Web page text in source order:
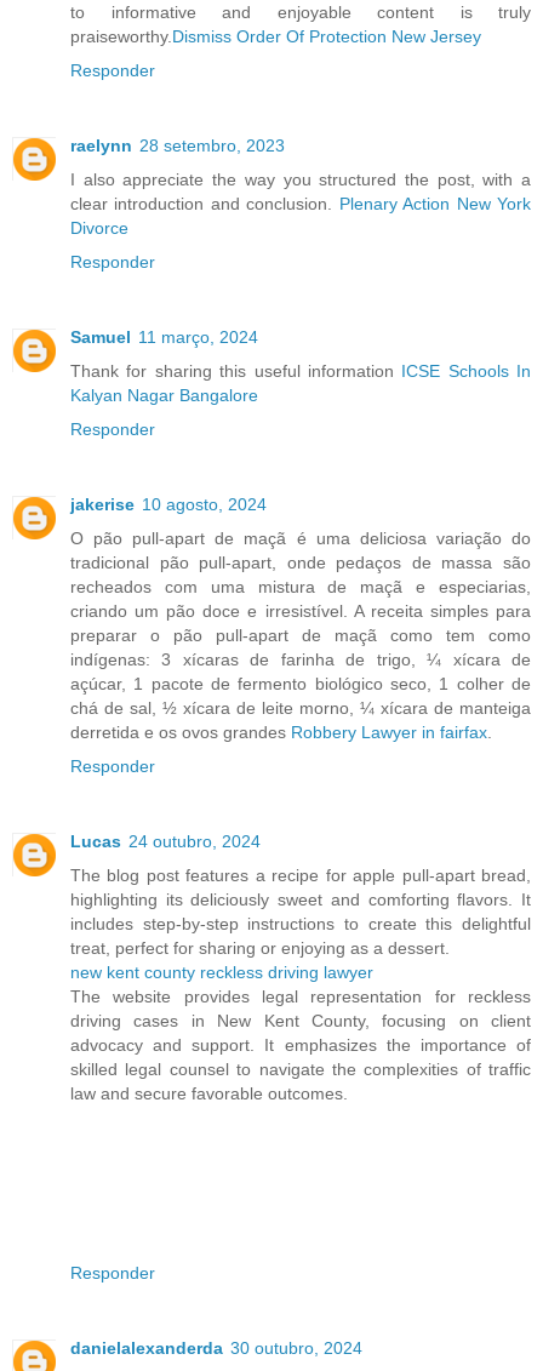
to informative and enjoyable content is truly
praiseworthy.Dismiss Order Of Protection New Jersey
Responder
raelynn 28 setembro, 2023
I also appreciate the way you structured the post, with a
clear introduction and conclusion. Plenary Action New York
Divorce
Responder
Samuel 11 março, 2024
Thank for sharing this useful information ICSE Schools In
Kalyan Nagar Bangalore
Responder
jakerise 10 agosto, 2024
O pão pull-apart de maçã é uma deliciosa variação do
tradicional pão pull-apart, onde pedaços de massa são
recheados com uma mistura de maçã e especiarias,
criando um pão doce e irresistível. A receita simples para
preparar o pão pull-apart de maçã como tem como
indígenas: 3 xícaras de farinha de trigo, ¼ xícara de
açúcar, 1 pacote de fermento biológico seco, 1 colher de
chá de sal, ½ xícara de leite morno, ¼ xícara de manteiga
derretida e os ovos grandes Robbery Lawyer in fairfax.
Responder
Lucas 24 outubro, 2024
The blog post features a recipe for apple pull-apart bread,
highlighting its deliciously sweet and comforting flavors. It
includes step-by-step instructions to create this delightful
treat, perfect for sharing or enjoying as a dessert.
new kent county reckless driving lawyer
The website provides legal representation for reckless
driving cases in New Kent County, focusing on client
advocacy and support. It emphasizes the importance of
skilled legal counsel to navigate the complexities of traffic
law and secure favorable outcomes.
Responder
danielalexanderda 30 outubro, 2024